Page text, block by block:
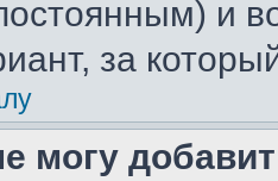
и
за
могу